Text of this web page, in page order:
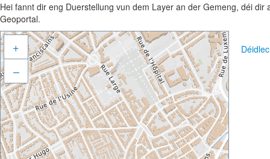
Hei fannt dir eng Duerstellung vun dem Layer an der Gemeng, déi
Geoportal.
+
–